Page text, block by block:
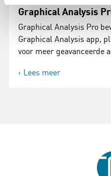
Graphical Analysis
Graphical Analysis Pro
Graphical Analysis app,
voor meer geavanceerde
Lees meer